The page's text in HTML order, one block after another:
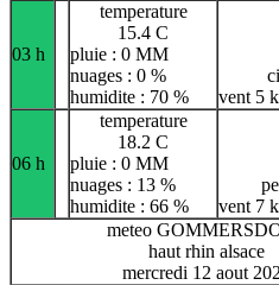
03 h
temperature
15.4 C
pluie : 0 MM
nuages : 0 %
humidite : 70 %
vent 5
06 h
temperature
18.2 C
pluie : 0 MM
nuages : 13 %
humidite : 66 %
vent 7
meteo
haut rhin alsace
mercredi 12 aout